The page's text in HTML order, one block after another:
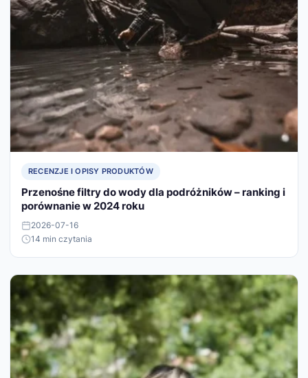
RECENZJE I OPISY PRODUKTÓW
Przenośne filtry do wody dla podróżników – ranking i
porównanie w 2024 roku
2026-07-16
14 min czytania